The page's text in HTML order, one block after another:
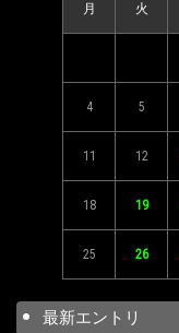
月 火
4 5
11 12
18 19
25 26
最新エントリ